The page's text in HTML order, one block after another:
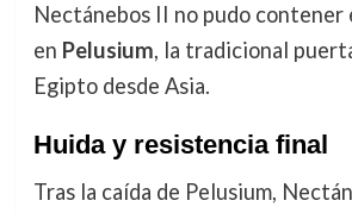
Nectánebos II no pudo contener
en Pelusium, la tradicional
Egipto desde Asia.
Huida y resistencia final
Tras la caída de Pelusium,